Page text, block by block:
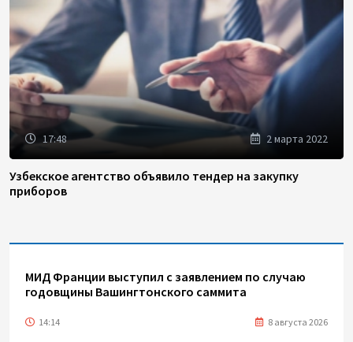
17:48 2 марта 2022
Узбекское агентство объявило тендер на закупку
приборов
МИД Франции выступил с заявлением по случаю
годовщины Вашингтонского саммита
14:14 8 августа 2026